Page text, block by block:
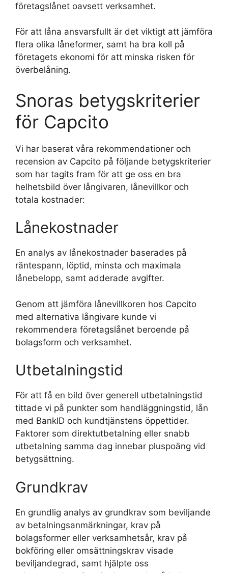
företagslånet oavsett verksamhet.
För att låna ansvarsfullt är det viktigt att jämföra
flera olika låneformer, samt ha bra koll på
företagets ekonomi för att minska risken för
överbelåning.
Snoras betygskriterier
för Capcito
Vi har baserat våra rekommendationer och
recension av Capcito på följande betygskriterier
som har tagits fram för att ge oss en bra
helhetsbild över långivaren, lånevillkor och
totala kostnader:
Lånekostnader
En analys av lånekostnader baserades på
räntespann, löptid, minsta och maximala
lånebelopp, samt adderade avgifter.
Genom att jämföra lånevillkoren hos Capcito
med alternativa långivare kunde vi
rekommendera företagslånet beroende på
bolagsform och verksamhet.
Utbetalningstid
För att få en bild över generell utbetalningstid
tittade vi på punkter som handläggningstid, lån
med BankID och kundtjänstens öppettider.
Faktorer som direktutbetalning eller snabb
utbetalning samma dag innebar pluspoäng vid
betygsättning.
Grundkrav
En grundlig analys av grundkrav som beviljande
av betalningsanmärkningar, krav på
bolagsformer eller verksamhetsår, krav på
bokföring eller omsättningskrav visade
beviljandegrad, samt hjälpte oss